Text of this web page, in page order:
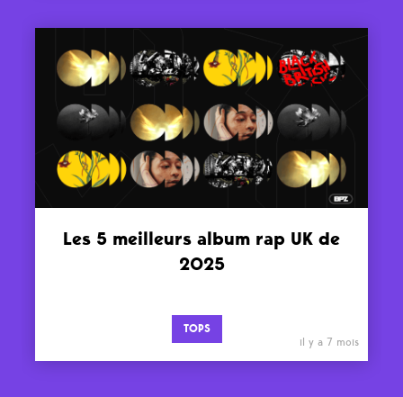
Les 5 meilleurs album rap UK de
2025
TOPS
il y a 7 mois